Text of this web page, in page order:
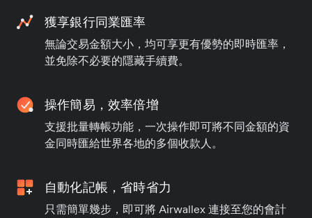
獲享銀行同業匯率
無論交易金額大小，均可享更有優勢的即時匯率，
並免除不必要的隱藏手續費。
操作簡易，效率倍增
支援批量轉帳功能，一次操作即可將不同金額的資
金同時匯給世界各地的多個收款人。
自動化記帳，省時省力
只需簡單幾步，即可將 Airwallex 連接至您的會計